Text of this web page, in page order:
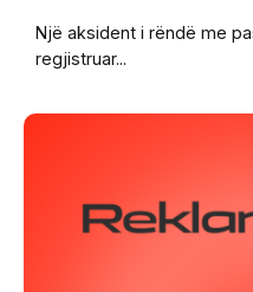
Një aksident i rëndë me
regjistruar...